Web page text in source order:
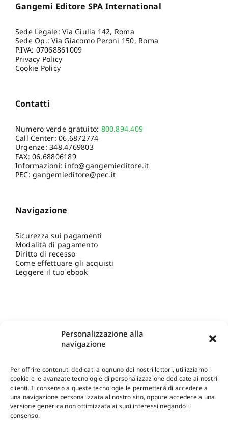
Personalizzazione alla
navigazione
Per offrire contenuti dedicati a ognuno dei nostri lettori, utilizziamo i
cookie e le avanzate tecnologie di personalizzazione dedicate ai nostri
clienti. Il consenso a queste tecnologie le permetterà di accedere a
una navigazione personalizzata al nostro sito, oppure accedere a una
versione generica non ottimizzata ai suoi interessi negando il
consenso.
Gangemi Editore SPA International
Sede Legale: Via Giulia 142, Roma
Sede Op.: Via Giacomo Peroni 150, Roma
P.IVA: 07068861009
Privacy Policy
Cookie Policy
Contatti
Numero verde gratuito: 800.894.409
Call Center:06.6872774
Urgenze:348.4769803
FAX: 06.68806189
Informazioni: info@gangemieditore.it
PEC: gangemieditore@pec.it
Navigazione
Sicurezza sui pagamenti
Modalità di pagamento
Diritto di recesso
Come effettuare gli acquisti
Leggere il tuo ebook
Shop Gangemi Editore-Pagamenti Sicuri e anche Rateali